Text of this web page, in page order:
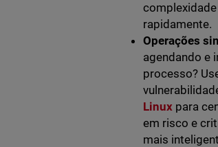
rapidamente.
Operações
agendando e
processo?
Linux para
em risco e
mais